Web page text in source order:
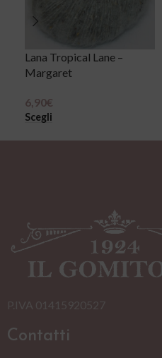
Lana Tropical Lane –
Margaret
6,90€
Scegli
Contatti